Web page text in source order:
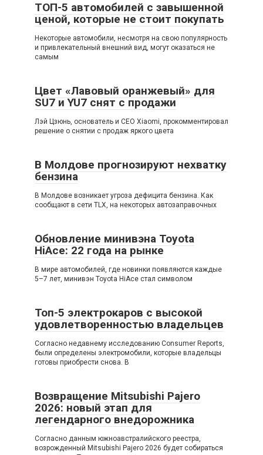
ТОП-5 автомобилей с завышенной
ценой, которые не стоит покупать
Некоторые автомобили, несмотря на свою популярность
и привлекательный внешний вид, могут оказаться не
самым
Цвет «Лавовый оранжевый» для
SU7 и YU7 снят с продажи
Лэй Цзюнь, основатель и CEO Xiaomi, прокомментировал
решение о снятии с продаж яркого цвета
В Молдове прогнозируют нехватку
бензина
В Молдове возникает угроза дефицита бензина. Как
сообщают в сети TLX, на некоторых автозаправочных
Обновление минивэна Toyota
HiAce: 22 года на рынке
В мире автомобилей, где новинки появляются каждые
5–7 лет, минивэн Toyota HiAce стал символом
Топ-5 электрокаров с высокой
удовлетворенностью владельцев
Согласно недавнему исследованию Consumer Reports,
были определены электромобили, которые владельцы
готовы приобрести снова. В
Возвращение Mitsubishi Pajero
2026: новый этап для
легендарного внедорожника
Согласно данным южноавстралийского реестра,
возрожденный Mitsubishi Pajero 2026 будет собираться